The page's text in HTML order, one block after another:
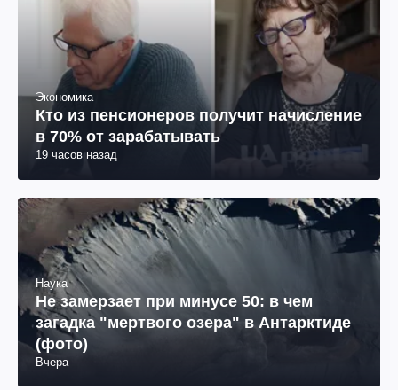
Экономика
Кто из пенсионеров получит начисление
в 70% от зарабатывать
19 часов назад
Наука
Не замерзает при минусе 50: в чем
загадка "мертвого озера" в Антарктиде
(фото)
Вчера